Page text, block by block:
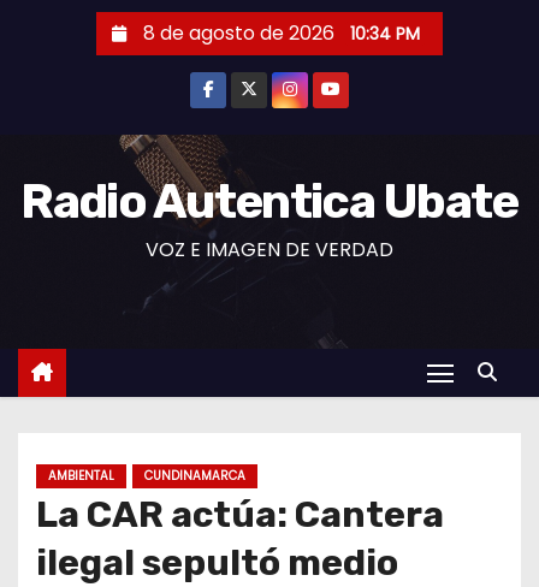
8 de agosto de 2026 10:34 PM
Radio Autentica Ubate
VOZ E IMAGEN DE VERDAD
AMBIENTAL CUNDINAMARCA
La CAR actúa: Cantera
ilegal sepultó medio